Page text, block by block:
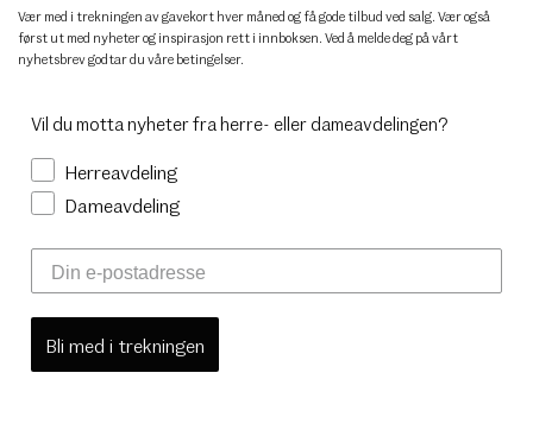
Vær med i trekningen av gavekort hver måned og få gode tilbud ved salg. Vær også
først ut med nyheter og inspirasjon rett i innboksen. Ved å melde deg på vårt
nyhetsbrev godtar du våre betingelser.
Vil du motta nyheter fra herre- eller dameavdelingen?
Herreavdeling
Dameavdeling
Bli med i trekningen